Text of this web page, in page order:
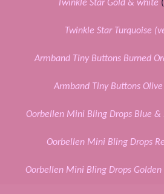
Twinkle Star Gold & white
Twinkle Star Turquoise
Armband Tiny Buttons Burned
Armband Tiny Buttons
Oorbellen Mini Bling Drops Blue &
Oorbellen Mini Bling Drops
Oorbellen Mini Bling Drops Golden